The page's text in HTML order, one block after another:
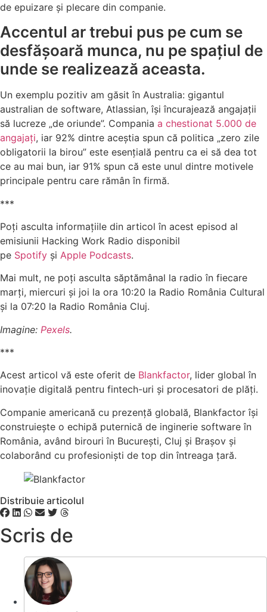
de epuizare și plecare din companie.
Accentul ar trebui pus pe cum se
desfășoară munca, nu pe spațiul de
unde se realizează aceasta.
Un exemplu pozitiv am găsit în Australia: gigantul
australian de software, Atlassian, își încurajează angajații
să lucreze „de oriunde”. Compania a chestionat 5.000 de
angajați, iar 92% dintre aceștia spun că politica „zero zile
obligatorii la birou” este esențială pentru ca ei să dea tot
ce au mai bun, iar 91% spun că este unul dintre motivele
principale pentru care rămân în firmă.
***
Poți asculta informațiile din articol în acest episod al
emisiunii Hacking Work Radio disponibil
pe Spotify și Apple Podcasts.
Mai mult, ne poți asculta săptămânal la radio în fiecare
marți, miercuri și joi la ora 10:20 la Radio România Cultural
și la 07:20 la Radio România Cluj.
Imagine: Pexels.
***
Acest articol vă este oferit de Blankfactor, lider global în
inovație digitală pentru fintech-uri și procesatori de plăți.
Companie americană cu prezență globală, Blankfactor își
construiește o echipă puternică de inginerie software în
România, având birouri în București, Cluj și Brașov și
colaborând cu profesioniști de top din întreaga țară.
Distribuie articolul
Scris de